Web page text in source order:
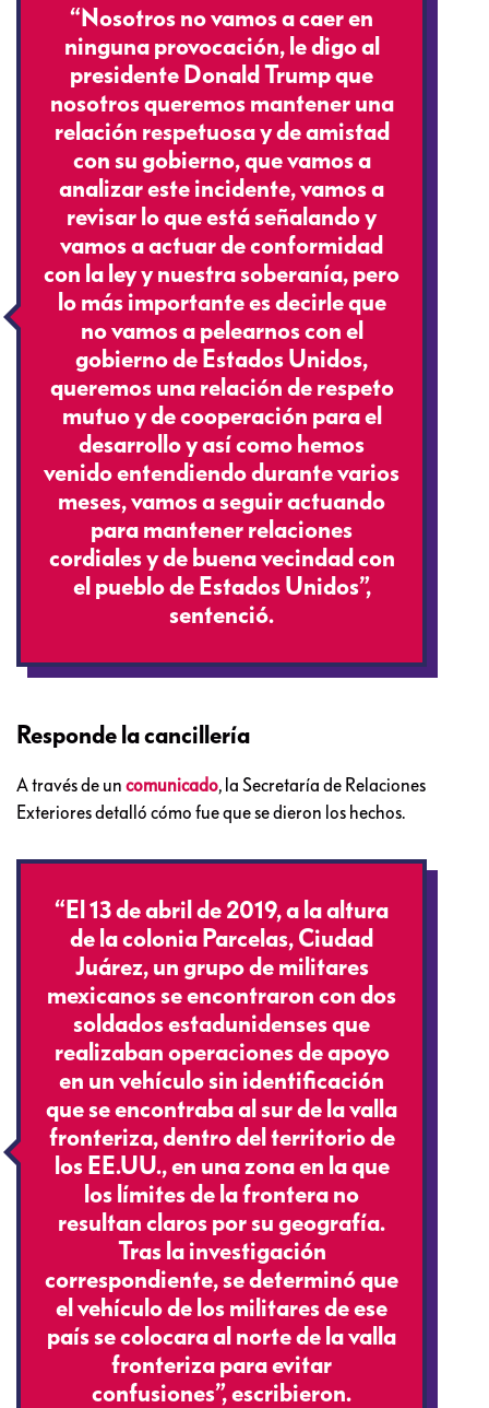
“Nosotros no vamos a caer en
ninguna provocación, le digo al
presidente Donald Trump que
nosotros queremos mantener una
relación respetuosa y de amistad
con su gobierno, que vamos a
analizar este incidente, vamos a
revisar lo que está señalando y
vamos a actuar de conformidad
con la ley y nuestra soberanía, pero
lo más importante es decirle que
no vamos a pelearnos con el
gobierno de Estados Unidos,
queremos una relación de respeto
mutuo y de cooperación para el
desarrollo y así como hemos
venido entendiendo durante varios
meses, vamos a seguir actuando
para mantener relaciones
cordiales y de buena vecindad con
el pueblo de Estados Unidos”,
sentenció.
Responde la cancillería
A través de un comunicado, la Secretaría de Relaciones
Exteriores detalló cómo fue que se dieron los hechos.
“El 13 de abril de 2019, a la altura
de la colonia Parcelas, Ciudad
Juárez, un grupo de militares
mexicanos se encontraron con dos
soldados estadunidenses que
realizaban operaciones de apoyo
en un vehículo sin identificación
que se encontraba al sur de la valla
fronteriza, dentro del territorio de
los EE.UU., en una zona en la que
los límites de la frontera no
resultan claros por su geografía.
Tras la investigación
correspondiente, se determinó que
el vehículo de los militares de ese
país se colocara al norte de la valla
fronteriza para evitar
confusiones”, escribieron.